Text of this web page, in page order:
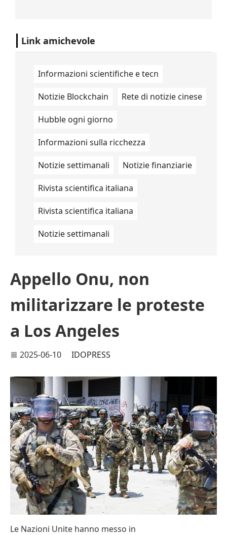
Link amichevole
Informazioni scientifiche e tecn
Notizie Blockchain Rete di notizie cinese
Hubble ogni giorno
Informazioni sulla ricchezza
Notizie settimanali Notizie finanziarie
Rivista scientifica italiana
Rivista scientifica italiana
Notizie settimanali
Appello Onu, non
militarizzare le proteste
a Los Angeles
2025-06-10 IDOPRESS
Le Nazioni Unite hanno messo in